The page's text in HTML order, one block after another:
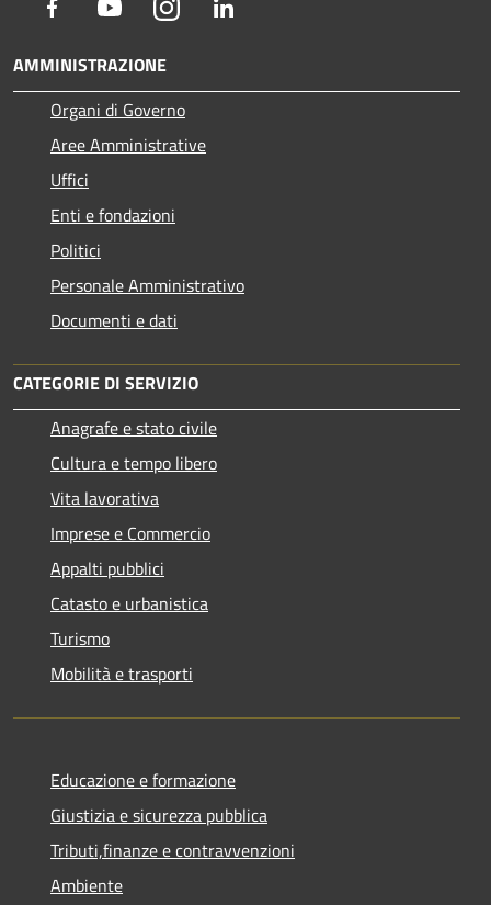
Facebook YoutubeInstagram
AMMINISTRAZIONE
Organi di Governo
Aree Amministrative
Uffici
Enti e fondazioni
Politici
Personale Amministrativo
Documenti e dati
CATEGORIE DI SERVIZIO
Anagrafe e stato civile
Cultura e tempo libero
Vita lavorativa
Imprese e Commercio
Appalti pubblici
Catasto e urbanistica
Turismo
Mobilità e trasporti
Educazione e formazione
Giustizia e sicurezza pubblica
Tributi,finanze e contravvenzioni
Ambiente